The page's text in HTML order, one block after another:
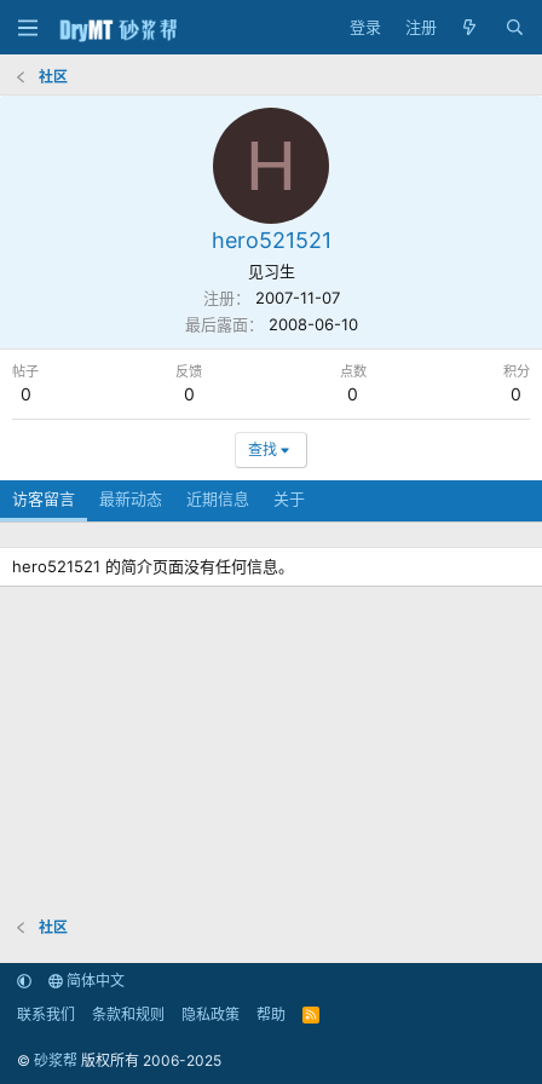
登录 注册
社区
H
hero521521
见习生
注册
2007-11-07
最后露面
2008-06-10
帖子
0
反馈
0
点数
0
积分
0
查找
访客留言 最新动态 近期信息 关于
hero521521 的简介页面没有任何信息。
社区
简体中文
联系我们
条款和规则 隐私政策 帮助
R
© 砂浆帮 版权所有 2006-2025